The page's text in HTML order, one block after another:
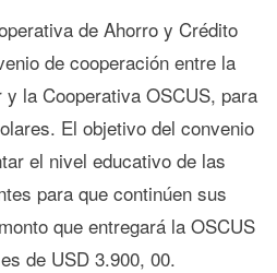
de Ahorro y Crédito
de cooperación entre la
y la Cooperativa OSCUS, para
El objetivo del convenio
el nivel educativo de las
para que continúen sus
que entregará la OSCUS
de USD 3.900, 00.